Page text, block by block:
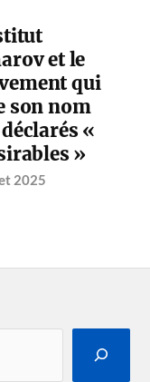
et le
qui
son nom
«
»
2025